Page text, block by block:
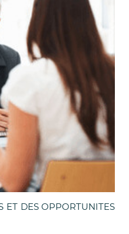
ET DES OPPORTUNITES